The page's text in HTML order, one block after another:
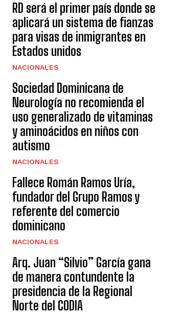
RD será el primer país donde se
aplicará un sistema de fianzas
para visas de inmigrantes en
Estados unidos
NACIONALES
Sociedad Dominicana de
Neurología no recomienda el
uso generalizado de vitaminas
y aminoácidos en niños con
autismo
NACIONALES
Fallece Román Ramos Uría,
fundador del Grupo Ramos y
referente del comercio
dominicano
NACIONALES
Arq. Juan “Silvio” García gana
de manera contundente la
presidencia de la Regional
Norte del CODIA